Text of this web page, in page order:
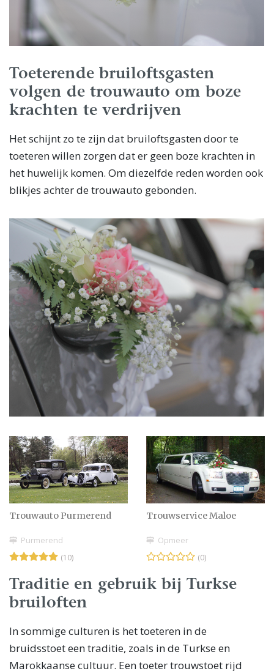
Toeterende bruiloftsgasten
volgen de trouwauto om boze
krachten te verdrijven
Het schijnt zo te zijn dat bruiloftsgasten door te
toeteren willen zorgen dat er geen boze krachten in
het huwelijk komen. Om diezelfde reden worden ook
blikjes achter de trouwauto gebonden.
Trouwauto Purmerend
Purmerend
(10)
Trouwservice Maloe
Opmeer
(0)
Traditie en gebruik bij Turkse
bruiloften
In sommige culturen is het toeteren in de
bruidsstoet een traditie, zoals in de Turkse en
Marokkaanse cultuur. Een toeter trouwstoet rijd